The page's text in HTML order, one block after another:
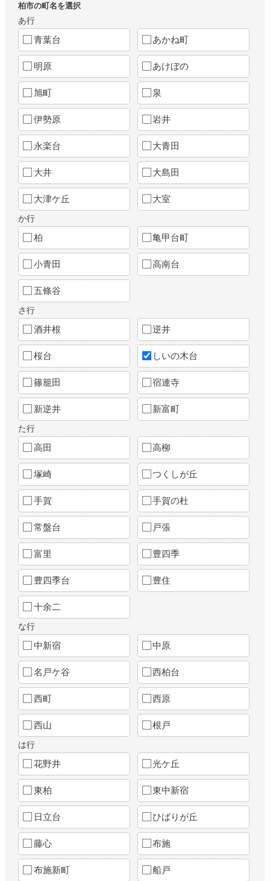
柏市の町名を選択
あ行
青葉台 あかね町
明原 あけぼの
旭町 泉
伊勢原 岩井
永楽台 大青田
大井 大島田
大津ケ丘 大室
か行
柏 亀甲台町
小青田 高南台
五條谷
さ行
酒井根 逆井
桜台 しいの木台
篠籠田 宿連寺
新逆井 新富町
た行
高田 高柳
塚崎 つくしが丘
手賀 手賀の杜
常盤台 戸張
富里 豊四季
豊四季台 豊住
十余二
な行
中新宿 中原
名戸ケ谷 西柏台
西町 西原
西山 根戸
は行
花野井 光ケ丘
東柏 東中新宿
日立台 ひばりが丘
藤心 布施
布施新町 船戸